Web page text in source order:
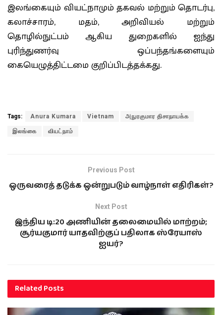
இலங்கையும் வியட்நாமும் தகவல் மற்றும் தொடர்பு,
கலாச்சாரம், மதம், அறிவியல் மற்றும்
தொழில்நுட்பம் ஆகிய துறைகளில் ஐந்து
புரிந்துணர்வு ஒப்பந்தங்களையும்
கையெழுத்திட்டமை குறிப்பிடத்தக்கது.
Tags: Anura Kumara Vietnam அநுரகுமார திசாநாயக்க
இலங்கை வியட்நாம்
Previous Post
ஒருவரைத் தடுக்க ஒன்றுபடும் வாழ்நாள் எதிரிகள்?
Next Post
இந்திய டி:20 அணியின் தலைமையில் மாற்றம்;
சூர்யகுமார் யாதவிற்குப் பதிலாக ஸ்ரேயாஸ்
ஐயர்?
RelatedPosts